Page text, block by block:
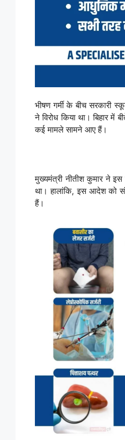
भीषण गर्मी के बीच सरकारी
ने विरोध किया था। बिहार
कई मामले सामने आए हैं।
मुख्यमंत्री नीतीश कुमार ने
था। हालांकि, इस आदेश को
हैं।